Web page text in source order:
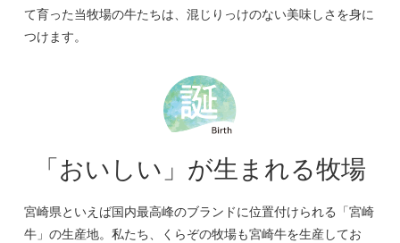
て育った当牧場の牛たちは、混じりっけのない美味しさを身に
つけます。
「おいしい」が生まれる牧場
宮崎県といえば国内最高峰のブランドに位置付けられる「宮崎
牛」の生産地。私たち、くらぞの牧場も宮崎牛を生産してお